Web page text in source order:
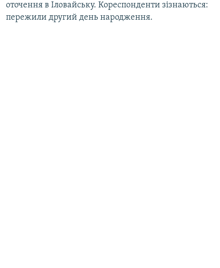
оточення в Іловайську. Кореспонденти зізнаються:
пережили другий день народження.